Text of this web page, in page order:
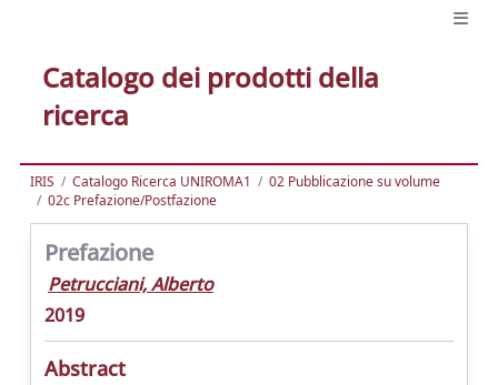
Catalogo dei prodotti della
ricerca
IRIS Catalogo Ricerca UNIROMA1
02 Pubblicazione su volume
02c Prefazione/Postfazione
Prefazione
Petrucciani, Alberto
2019
Abstract